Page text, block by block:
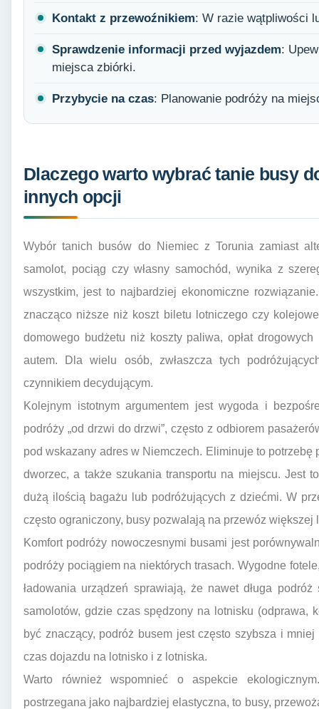
Kontakt z przewoźnikiem: W razie wątpliwości
Sprawdzenie informacji przed wyjazdem:
miejsca zbiórki.
Przybycie na czas: Planowanie podróży na
Dlaczego warto wybrać tanie busy
innych opcji
Wybór tanich busów do Niemiec z Torunia zamiast
samolot, pociąg czy własny samochód, wynika z
wszystkim, jest to najbardziej ekonomiczne
znacząco niższe niż koszt biletu lotniczego czy
domowego budżetu niż koszty paliwa, opłat
autem. Dla wielu osób, zwłaszcza tych
czynnikiem decydującym.
Kolejnym istotnym argumentem jest wygoda i
podróży „od drzwi do drzwi”, często z odbiorem
pod wskazany adres w Niemczech. Eliminuje to potrzebę
dworzec, a także szukania transportu na miejscu. Jest
dużą ilością bagażu lub podróżujących z dziećmi. W
często ograniczony, busy pozwalają na przewóz większej
Komfort podróży nowoczesnymi busami jest
podróży pociągiem na niektórych trasach. Wygodne
ładowania urządzeń sprawiają, że nawet długa
samolotów, gdzie czas spędzony na lotnisku (odprawa,
być znaczący, podróż busem jest często szybsza i
czas dojazdu na lotnisko i z lotniska.
Warto również wspomnieć o aspekcie
postrzegana jako najbardziej elastyczna, to busy,